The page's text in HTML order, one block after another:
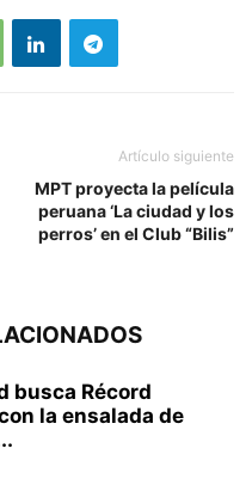
Artículo siguiente
MPT proyecta la película
peruana ‘La ciudad y los
perros’ en el Club “Bilis”
busca Récord
la ensalada de